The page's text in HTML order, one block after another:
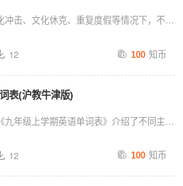
冲击、文化休克、重复度假等情况下，不同
在文化冲击方面，人们会感
像火鸡、烟火烟花等无生命的事物，引发了
，原本空余的空闲时间被赋予了新的意
适应并增添新的活动，不断探索新的旅行方
会对原有的习惯形成挑战，甚至导致一些
的困境。同时，由于各种因素，如天气、航
12 100 知币
表(沪教牛津版)
九年级上学期英语单词表》介绍了不同主题
12 100 知币